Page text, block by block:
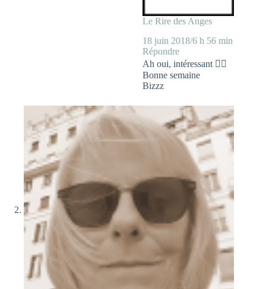
Le Rire des Anges
18 juin 2018/6 h 56 min
Répondre
Ah oui, intéressant 👍🏻
Bonne semaine
Bizzz